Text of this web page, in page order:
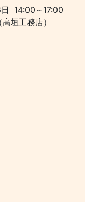
14:00～17:00
垣工務店）